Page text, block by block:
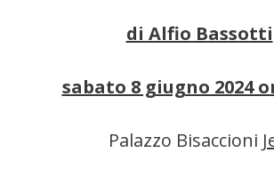
di Alfio Bassotti
sabato 8 giugno 2024
Palazzo Bisaccioni